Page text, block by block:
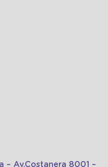
– Av.Costanera 8001 –